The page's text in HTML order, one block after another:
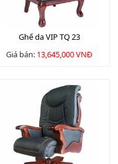
Ghế da VIP TQ 23
Giá bán: 13,645,000 VNĐ